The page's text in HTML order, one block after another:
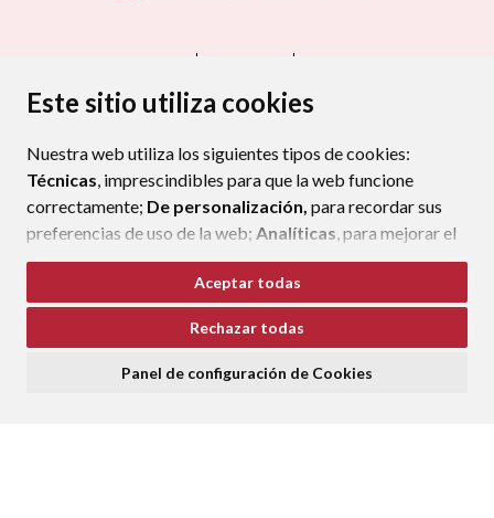
Este sitio utiliza cookies
Nuestra web utiliza los siguientes tipos de cookies:
Técnicas, imprescindibles para que la web funcione
correctamente; De personalización, para recordar sus
preferencias de uso de la web; Analíticas, para mejorar el
funcionamiento de la web y sus servicios.
Si acepta pulsando el botón“Aceptar todas”
consideramos que acepta su uso. Si pulsa el botón
ninguna acción, se guardarán las cookies técnicas
Aceptar todas
Rechazar todas
Panel de configuración de Cookies
PROTECCIÓN DE DATOS
POLÍTICA DE COOKIES